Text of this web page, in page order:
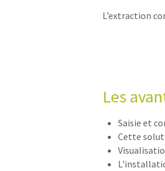
L’extraction
Les
Saisie et
Cette